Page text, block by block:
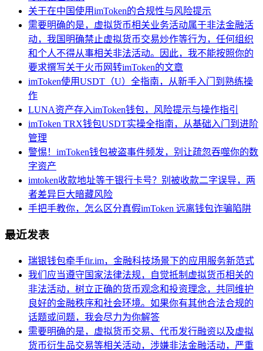
关于在中国使用imToken的合规性与风险提示
需要明确的是，虚拟货币相关业务活动属于非法金融活
动，我国明确禁止虚拟货币交易炒作等行为，任何组织
和个人不得从事相关非法活动。因此，我不能按照你的
要求撰写关于火币网转imToken的文章
imToken使用USDT（U）全指南，从新手入门到熟练操
作
LUNA资产存入imToken钱包，风险提示与操作指引
imToken TRX钱包USDT实操全指南，从基础入门到进阶
管理
警惕！imToken钱包被盗事件频发，别让疏忽吞噬你的数
字资产
imtoken收款地址等于银行卡号？别被收款二字误导，两
者差异巨大暗藏风险
手把手教你，怎么区分真假imToken 远离钱包诈骗陷阱
最近发表
瑞银钱包牵手fir.im，金融科技场景下的应用服务新范式
我们应当遵守国家法律法规，自觉抵制虚拟货币相关的
非法活动，树立正确的货币观念和投资理念，共同维护
良好的金融秩序和社会环境。如果你有其他合法合规的
话题或问题，我会尽力为你解答
需要明确的是，虚拟货币交易、代币发行融资以及虚拟
货币衍生品交易等相关活动，涉嫌非法金融活动，严重